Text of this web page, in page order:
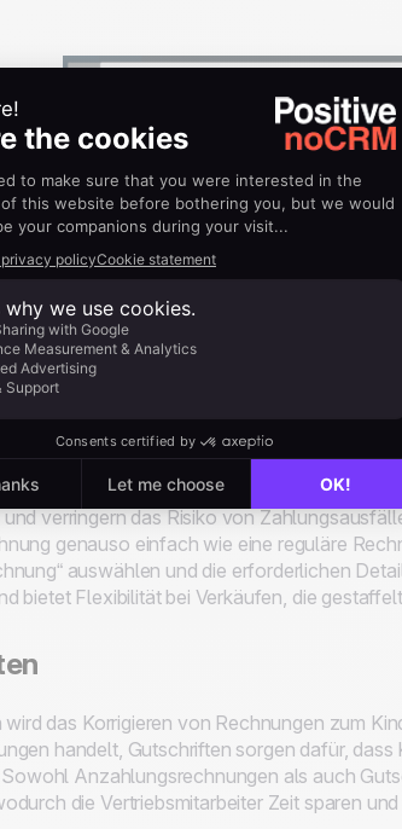
sind entscheidend, um Teilzahlungen
verringern das Risiko von
genauso einfach wie eine reguläre
auswählen und die erforderlichen
bietet Flexibilität bei Verkäufen, die
wird das Korrigieren von Rechnungen zum
handelt, Gutschriften sorgen dafür,
Anzahlungsrechnungen als auch
die Vertriebsmitarbeiter Zeit sparen